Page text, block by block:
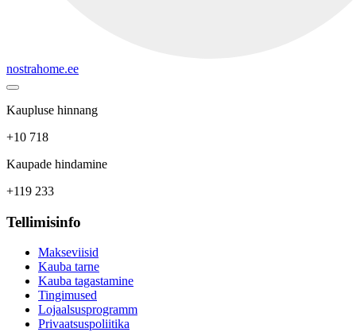
nostrahome.ee
Kaupluse hinnang
+10 718
Kaupade hindamine
+119 233
Tellimisinfo
Makseviisid
Kauba tarne
Kauba tagastamine
Tingimused
Lojaalsusprogramm
Privaatsuspoliitika